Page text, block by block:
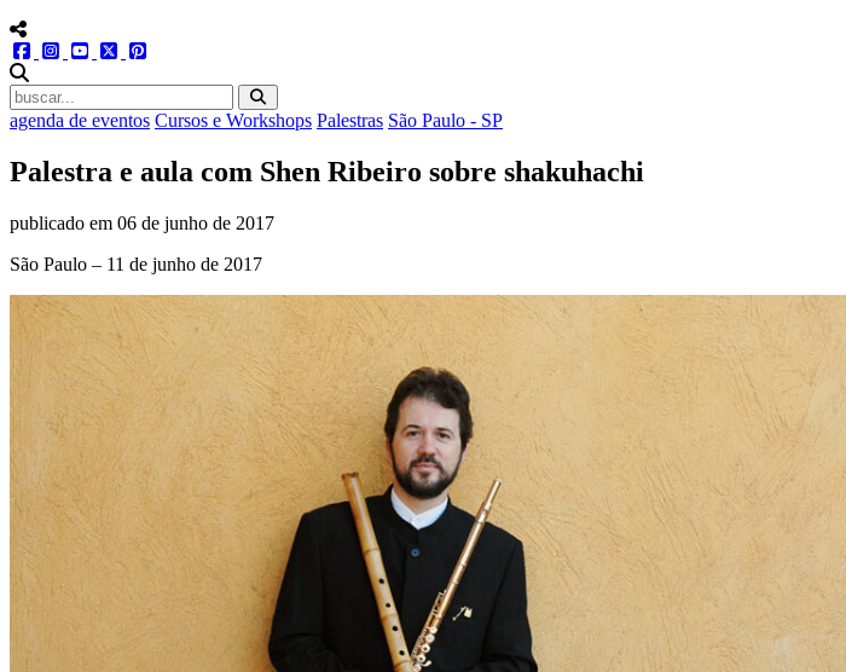
menu redes social
facebookinstagram
youtube
twitter
agenda de eventos Cursos e Workshops Palestras São Paulo - SP
Palestra e aula com Shen Ribeiro sobre shakuhachi
publicado em 06 de junho de 2017
São Paulo – 11 de junho de 2017